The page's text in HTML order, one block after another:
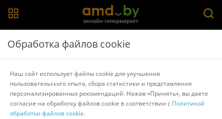
Главная > Каталог товаров Стулья для кухни и бара
Другие товары Алвест
Обработка файлов cookie
Наш сайт использует файлы cookie для улучшения
пользовательского опыта, сбора статистики и представления
персонализированных рекомендаций. Нажав «Принять», вы даете
согласие на обработку файлов cookie в соответствии с Политикой
обработки файлов cookie.